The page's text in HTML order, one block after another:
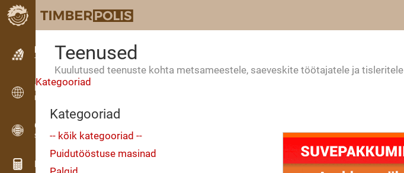
Kuulutused
Tekstkuulutused
Kuulutused
Rahvusvahelised kuulutused
OPTI-TIMB
Saekavad
Puidu kalkulaatorid
Teenused
Kuulutused teenuste kohta metsameestele, saeveskite töötajatele ja tisleritele
Kategooriad
Kategooriad
-- kõik kategooriad --
Puidutööstuse masinad